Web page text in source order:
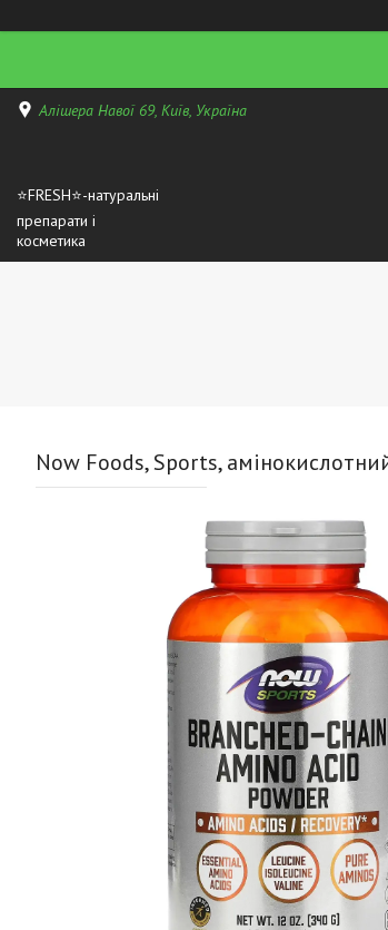
Алішера Навої 69, Київ, Україна
⭐FRESH⭐-натуральні
препарати і
косметика
Now Foods, Sports,